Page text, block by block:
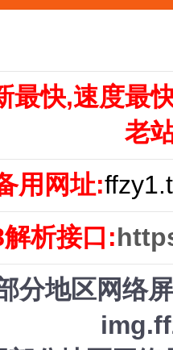
最快,速度最
老
用网址:
析接口:
分地区网络